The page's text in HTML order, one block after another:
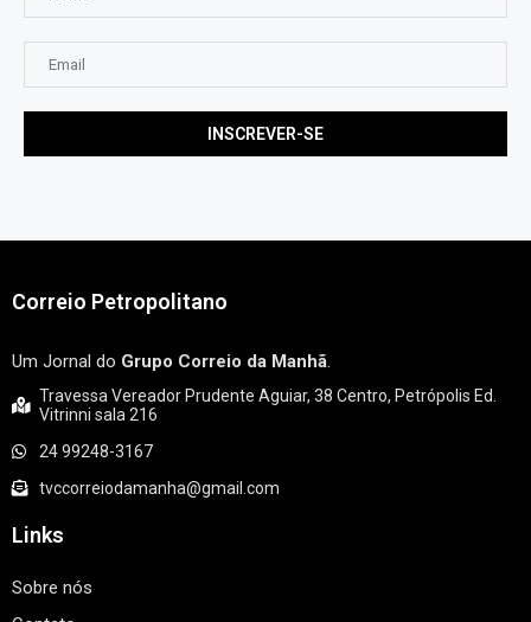
Correio Petropolitano
Um Jornal do Grupo Correio da Manhã.
Travessa Vereador Prudente Aguiar, 38 Centro, Petrópolis Ed.
Vitrinni sala 216
24 99248-3167
tvccorreiodamanha@gmail.com
Links
Sobre nós